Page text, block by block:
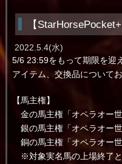
【
2022.5.4(水)
5/6 23:59をもって期限を迎
アイテム、交換品について
【馬主権】
金の馬主権「オペラオー世
銀の馬主権「オペラオー世
銅の馬主権「オペラオー世
※対象実名馬の上場終了と